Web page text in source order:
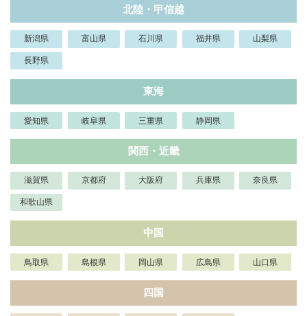
北陸・甲信越
新潟県 富山県 石川県 福井県 山梨県
長野県
東海
愛知県 岐阜県 三重県 静岡県
関西・近畿
滋賀県 京都府 大阪府 兵庫県 奈良県
和歌山県
中国
鳥取県 島根県 岡山県 広島県 山口県
四国